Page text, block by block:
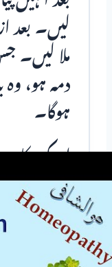
لیں۔ بعد
ملا لیں۔
دمہ ہو، وہ
ہوگا۔
ادرک کا
جائے تو
اورسینے